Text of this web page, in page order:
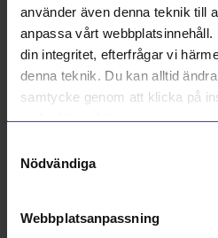
använder även denna teknik till
anpassa vårt
din integritet, efterfrågar vi
denna teknik. Du kan alltid
samtycke genom att klicka på
Nödvändiga
Webbplatsanpassning
Ring Luna guld